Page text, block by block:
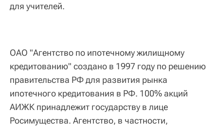
для учителей.
ОАО "Агентство по ипотечному жилищному
кредитованию" создано в 1997 году по решению
правительства РФ для развития рынка
ипотечного кредитования в РФ. 100% акций
АИЖК принадлежит государству в лице
Росимущества. Агентство, в частности,